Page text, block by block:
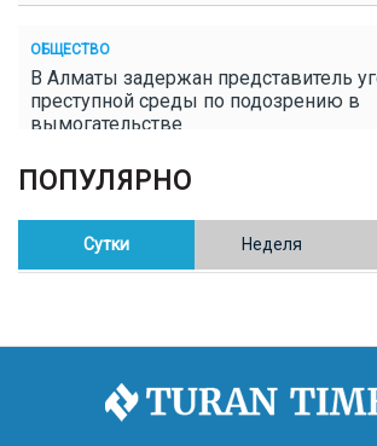
ОБЩЕСТВО
В Алматы задержан представитель
преступной среды по подозрению в
вымогательстве
ОБЩЕСТВО
Полицейские пресекли незаконное
конопли в Таразе
Казахстан возглавил Договор о
ПОПУЛЯРНО
Сутки Неделя